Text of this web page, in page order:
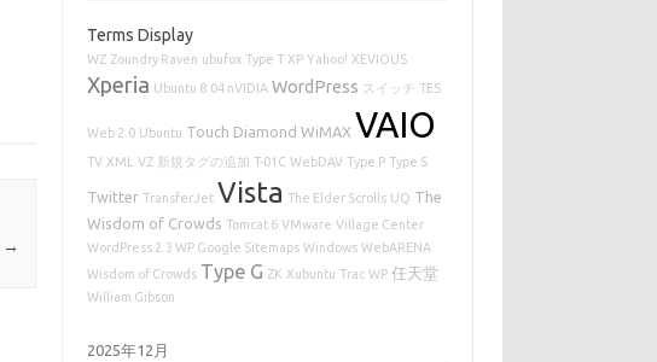
→
Terms Display
WZ Zoundry Raven ubufox Type T XP Yahoo! XEVIOUS
Xperia Ubuntu 8.04 nVIDIA WordPress スイッチ TES
Web 2.0 Ubuntu Touch Diamond WiMAX VAIO
TV XML VZ 新規タグの追加 T-01C WebDAV Type P Type S
Twitter TransferJet Vista The Elder Scrolls UQ The
Wisdom of Crowds Tomcat 6 VMware Village Center
WordPress 2.3 WP Google Sitemaps Windows WebARENA
Wisdom of Crowds Type G ZK Xubuntu Trac WP 任天堂
William Gibson
2025年12月